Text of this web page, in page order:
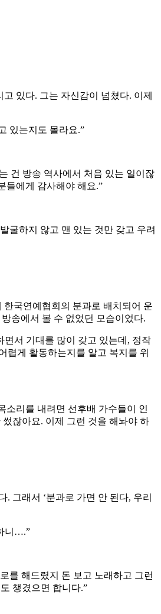
있다. 그는 자신감이 넘쳤다. 이제
있는지도 몰라요.”
건 방송 역사에서 처음 있는 일이잖
들에게 감사해야 해요.”
굴하지 않고 맨 있는 것만 갖고 우려
한국연예협회의 분과로 배치되어 운
송에서 볼 수 없었던 모습이었다.
서 기대를 많이 갖고 있는데, 정작
렵게 활동하는지를 알고 복지를 위
소리를 내려면 선후배 가수들이 인
잖아요. 이제 그런 것을 해놔야 하
그래서 ‘분과로 가면 안 된다, 우리
니….”
를 해드렸지 돈 보고 노래하고 그런
챙겼으면 합니다.”